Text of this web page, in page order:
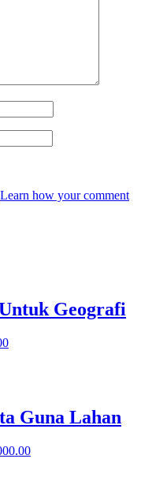
Learn how your comment
Geografi
Guna Lahan